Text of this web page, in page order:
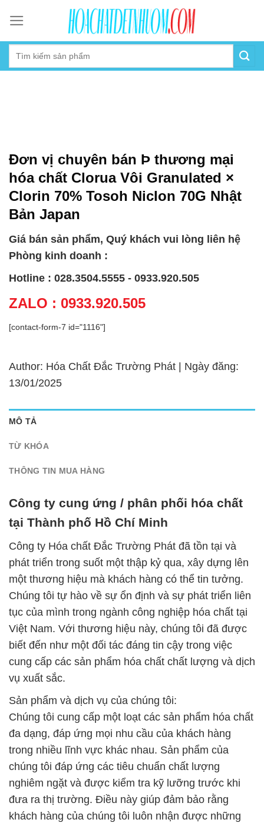
content
Đơn vị chuyên bán Þ thương mại
hóa chất Clorua Vôi Granulated ×
Clorin 70% Tosoh Niclon 70G Nhật
Bản Japan
Giá bán sản phẩm, Quý khách vui lòng liên hệ
Phòng kinh doanh :
Hotline : 028.3504.5555 - 0933.920.505
ZALO : 0933.920.505
[contact-form-7 id="1116"]
Author: Hóa Chất Đắc Trường Phát | Ngày đăng:
13/01/2025
MÔ TẢ
TỪ KHÓA
THÔNG TIN MUA HÀNG
Công ty cung ứng / phân phối hóa chất
tại Thành phố Hồ Chí Minh
Công ty Hóa chất Đắc Trường Phát đã tồn tại và
phát triển trong suốt một thập kỷ qua, xây dựng lên
một thương hiệu mà khách hàng có thể tin tưởng.
Chúng tôi tự hào về sự ổn định và sự phát triển liên
tục của mình trong ngành công nghiệp hóa chất tại
Việt Nam. Với thương hiệu này, chúng tôi đã được
biết đến như một đối tác đáng tin cậy trong việc
cung cấp các sản phẩm hóa chất chất lượng và dịch
vụ xuất sắc.
Sản phẩm và dịch vụ của chúng tôi:
Chúng tôi cung cấp một loạt các sản phẩm hóa chất
đa dạng, đáp ứng mọi nhu cầu của khách hàng
trong nhiều lĩnh vực khác nhau. Sản phẩm của
chúng tôi đáp ứng các tiêu chuẩn chất lượng
nghiêm ngặt và được kiểm tra kỹ lưỡng trước khi
đưa ra thị trường. Điều này giúp đảm bảo rằng
khách hàng của chúng tôi luôn nhận được những